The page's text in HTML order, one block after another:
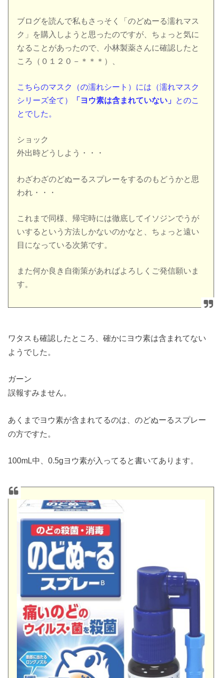
ブログを読んで私もさっそく「のどぬーる濡れマス
ク」を購入しよ うと思ったのですが、ちょっと気に
なることがあったので、小林製薬さんに確認したと
ころ（０１２０－＊＊＊）、
こちらのマスク（の濡れシート）には（濡れマスク
シリーズ全て）
「 ヨウ素は含まれていない」
とのこ
とでした。
ショック
外出時どうしよう・・・
わざわざのどぬーるスプレーをするのもどうかと思
われ・・・
これまで同様、帰宅時には徹底してイソジンでうが
いするという方法しかないのかなと、ちょっと遠い
目になっている次第です。
また何か良き自衛策があればよろしくご発信願いま
す。
ワタスも確認したところ、確かにヨウ素は含まれてない
ようでした。
ガーン
誤報すみません。
あくまでヨウ素が含まれてるのは、のどぬーるスプレー
の方ですた。
100mL中、0.5gヨウ素が入ってると書いてあります。